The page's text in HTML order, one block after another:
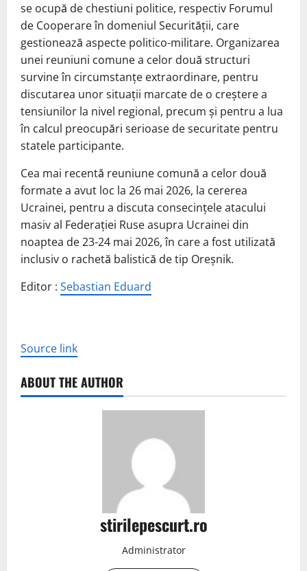
se ocupă de chestiuni politice, respectiv Forumul
de Cooperare în domeniul Securităţii, care
gestionează aspecte politico-militare. Organizarea
unei reuniuni comune a celor două structuri
survine în circumstanţe extraordinare, pentru
discutarea unor situaţii marcate de o creştere a
tensiunilor la nivel regional, precum şi pentru a lua
în calcul preocupări serioase de securitate pentru
statele participante.
Cea mai recentă reuniune comună a celor două
formate a avut loc la 26 mai 2026, la cererea
Ucrainei, pentru a discuta consecinţele atacului
masiv al Federaţiei Ruse asupra Ucrainei din
noaptea de 23-24 mai 2026, în care a fost utilizată
inclusiv o rachetă balistică de tip Oreşnik.
Editor : Sebastian Eduard
Source link
ABOUT THE AUTHOR
stirilepescurt.ro
Administrator